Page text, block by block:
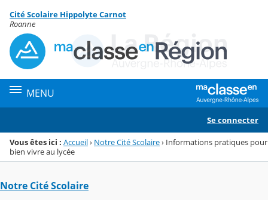
Menu de la rubrique
Contenu
Cité Scolaire Hippolyte Carnot
Roanne
MENU
Se connecter
Vous êtes ici : Accueil› Notre Cité Scolaire› Informations pratiques pour
bien vivre au lycée
Notre Cité Scolaire